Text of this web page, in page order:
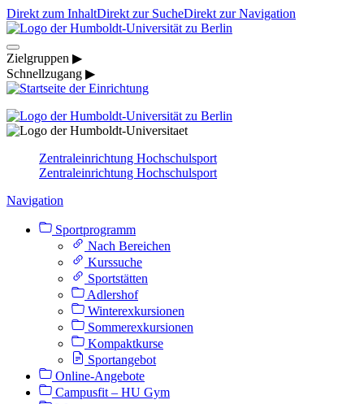
Direkt zum InhaltDirekt zur SucheDirekt zur Navigation
Zielgruppen ▶
Schnellzugang ▶
Zentraleinrichtung Hochschulsport
Zentraleinrichtung Hochschulsport
Navigation
Sportprogramm
Nach Bereichen
Kurssuche
Sportstätten
Adlershof
Winterexkursionen
Sommerexkursionen
Kompaktkurse
Sportangebot
Online-Angebote
Campusfit – HU Gym